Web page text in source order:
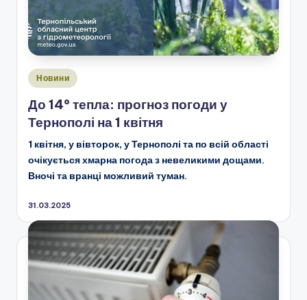
Опубліковано
Новини
До 14° тепла: прогноз погоди у
Тернополі на 1 квітня
1 квітня, у вівторок, у Тернополі та по всій області
очікується хмарна погода з невеликими дощами.
Вночі та вранці можливий туман.
31.03.2025